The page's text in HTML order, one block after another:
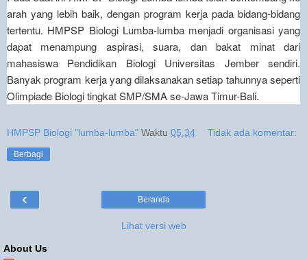
arah yang lebih baik, dengan program kerja pada bidang-bidang
tertentu. HMPSP Biologi Lumba-lumba menjadi organisasi yang
dapat menampung aspirasi, suara, dan bakat minat dari
mahasiswa Pendidikan Biologi Universitas Jember sendiri.
Banyak program kerja yang dilaksanakan setiap tahunnya seperti
Olimpiade Biologi tingkat SMP/SMA se-Jawa Timur-Bali.
HMPSP Biologi "lumba-lumba" Waktu 05.34 Tidak ada komentar:
Berbagi
‹ Beranda
Lihat versi web
About Us